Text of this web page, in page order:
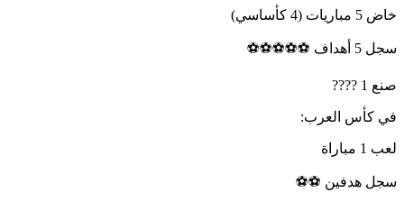
خاض مباريات (4 كأساسي)
سجل أهداف ⚽️⚽️⚽️⚽️⚽️
صنع ????
في كأس العرب:
لعب مباراة
سجل هدفين ⚽️⚽️